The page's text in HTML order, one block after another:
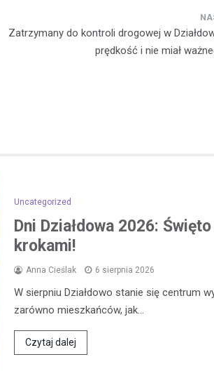
Zatrzymany do kontroli drogowej w
prędkość i nie miał
W Działdowie trwa
poszukiwanie zaginionej 17-
Wierzbowskiej. Dziewczyna
Uncategorized
Dni Działdowa 2026:
krokami!
Anna Cieślak 6 sierpnia 2026
W sierpniu Działdowo stanie się centrum
zarówno mieszkańców, jak…
Czytaj dalej